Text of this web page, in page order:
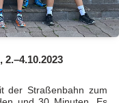
der Straßenbahn zum